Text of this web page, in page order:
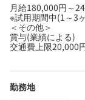
月給180,000円～
※試用期間中(1～3
＜その他＞
賞与(業績による)
交通費上限20,000
勤務地